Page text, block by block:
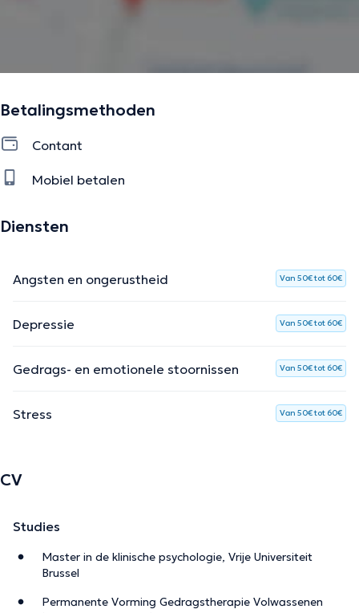
Betalingsmethoden
Contant
Mobiel betalen
Diensten
Angsten en ongerustheid Van 50€ tot 60€
Depressie Van 50€ tot 60€
Gedrags- en emotionele stoornissen Van 50€ tot 60€
Stress Van 50€ tot 60€
CV
Studies
Master in de klinische psychologie, Vrije Universiteit
Brussel
Permanente Vorming Gedragstherapie Volwassenen